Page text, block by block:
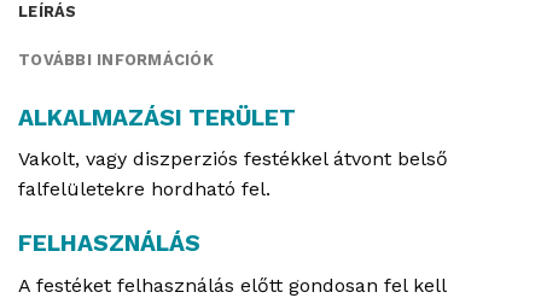
LEÍRÁS
TOVÁBBI INFORMÁCIÓK
ALKALMAZÁSI TERÜLET
Vakolt, vagy diszperziós festékkel átvont belső
falfelületekre hordható fel.
FELHASZNÁLÁS
A festéket felhasználás előtt gondosan fel kell